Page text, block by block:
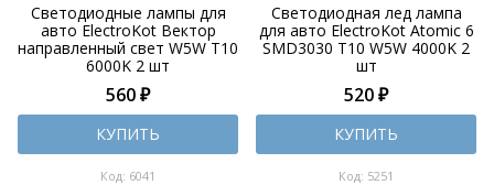
Светодиодные лампы для
авто ElectroKot Вектор
направленный свет W5W T10
6000K 2 шт
560 ₽
КУПИТЬ
Код: 6041
Светодиодная лед лампа
для авто ElectroKot Atomic 6
SMD3030 T10 W5W 4000K 2
шт
520 ₽
КУПИТЬ
Код: 5251